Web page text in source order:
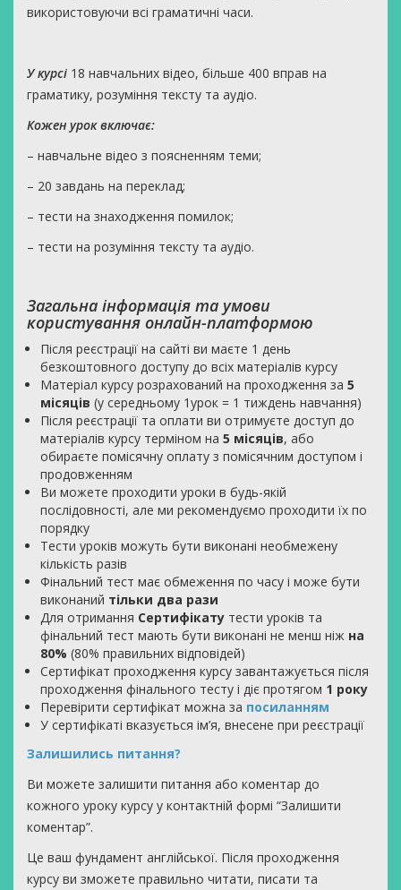
використовуючи всі граматичні часи.
У курсі 18 навчальних відео, більше 400 вправ на
граматику, розуміння тексту та аудіо.
Кожен урок включає:
– навчальне відео з поясненням теми;
– 20 завдань на переклад;
– тести на знаходження помилок;
– тести на розуміння тексту та аудіо.
Загальна інформація та умови
користування онлайн-платформою
Після реєстрації на сайті ви маєте 1 день
безкоштовного доступу до всіх матеріалів курсу
Матеріал курсу розрахований на проходження за 5
місяців (у середньому 1урок = 1 тиждень навчання)
Після реєстрації та оплати ви отримуєте доступ до
матеріалів курсу терміном на 5 місяців, або
обираєте помісячну оплату з помісячним доступом і
продовженням
Ви можете проходити уроки в будь-якій
послідовності, але ми рекомендуємо проходити їх по
порядку
Тести уроків можуть бути виконані необмежену
кількість разів
Фінальний тест має обмеження по часу і може бути
виконаний тільки два рази
Для отримання Сертифікату тести уроків та
фінальний тест мають бути виконані не менш ніж на
80% (80% правильних відповідей)
Сертифікат проходження курсу завантажується після
проходження фінального тесту і діє протягом 1 року
Перевірити сертифікат можна за посиланням
У сертифікаті вказується ім’я, внесене при реєстрації
Залишились питання?
Ви можете залишити питання або коментар до
кожного уроку курсу у контактній формі “Залишити
коментар”.
Це ваш фундамент англійської. Після проходження
курсу ви зможете правильно читати, писати та